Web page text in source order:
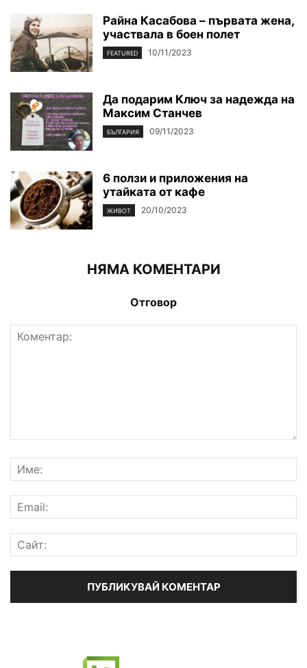
Райна Касабова – първата жена,
участвала в боен полет
FEATURED 10/11/2023
Да подарим Ключ за надежда на
Максим Станчев
БЪЛГАРИЯ 09/11/2023
6 ползи и приложения на
утайката от кафе
ЖИВОТ 20/10/2023
НЯМА КОМЕНТАРИ
Отговор